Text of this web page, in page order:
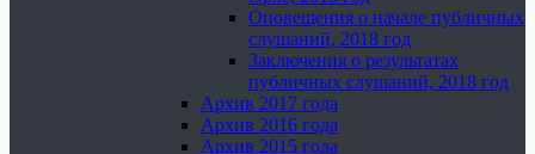
Оповещения о начале публичных
слушаний, 2018 год
Заключения о результатах
публичных слушаний, 2018 год
Архив 2017 года
Архив 2016 года
Архив 2015 года